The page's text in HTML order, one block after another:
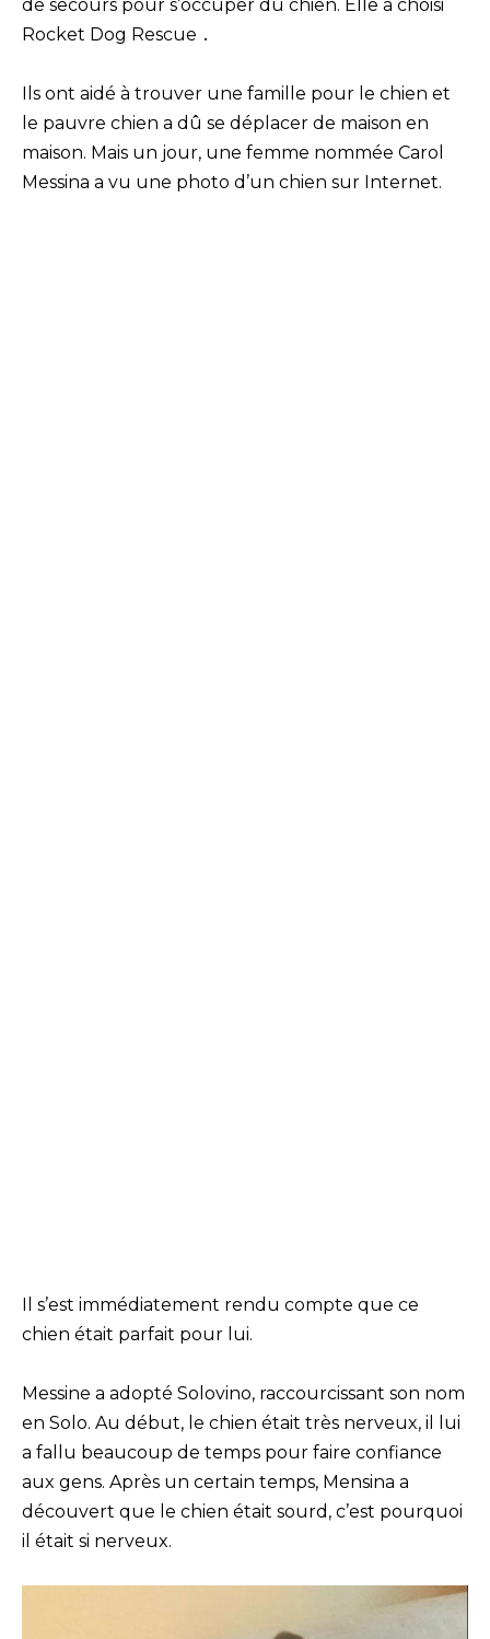
de secours pour s’occuper du chien. Elle a choisi
Rocket Dog Rescue ․
Ils ont aidé à trouver une famille pour le chien et
le pauvre chien a dû se déplacer de maison en
maison. Mais un jour, une femme nommée Carol
Messina a vu une photo d’un chien sur Internet.
Il s’est immédiatement rendu compte que ce
chien était parfait pour lui.
Messine a adopté Solovino, raccourcissant son nom
en Solo. Au début, le chien était très nerveux, il lui
a fallu beaucoup de temps pour faire confiance
aux gens. Après un certain temps, Mensina a
découvert que le chien était sourd, c’est pourquoi
il était si nerveux.